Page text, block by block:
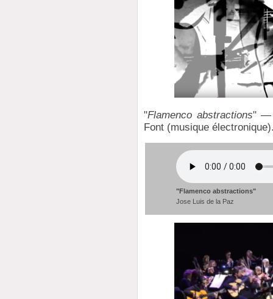
"Flamenco abstractions" —
Font (musique
"Flamenco abstractions"
Jose Luis de la Paz